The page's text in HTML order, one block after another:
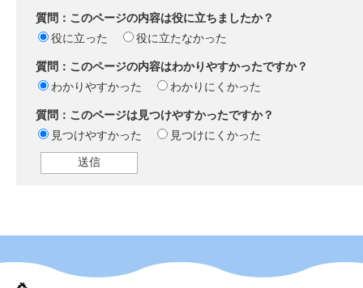
質問：このページの内容は役に立ちましたか？
役に立った
役に立たなかった
質問：このページの内容はわかりやすかったですか？
わかりやすかった
わかりにくかった
質問：このページは見つけやすかったですか？
見つけやすかった
見つけにくかった